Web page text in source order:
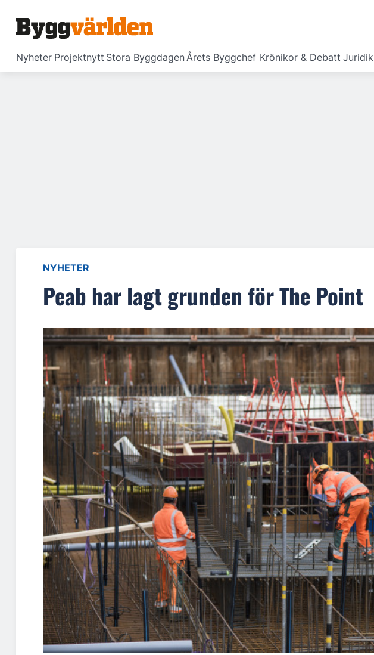
Nyheter Projektnytt Stora ByggdagenÅrets Byggchef Krönikor & Debatt Juridik
NYHETER
Peab har lagt grunden för The Point